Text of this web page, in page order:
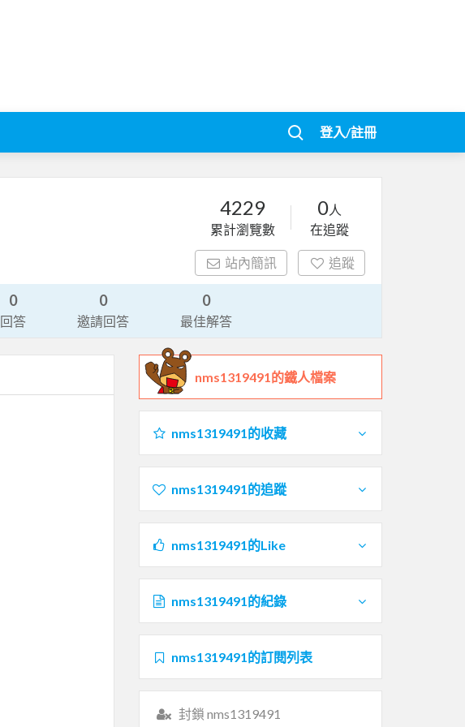
登入/註冊
4229
累計瀏覽數
0人
在追蹤
站內簡訊 追蹤
0
回答
0
邀請回答
0
最佳解答
nms1319491的鐵人檔案
nms1319491的收藏
nms1319491的追蹤
nms1319491的Like
nms1319491的紀錄
nms1319491的訂閱列表
封鎖 nms1319491